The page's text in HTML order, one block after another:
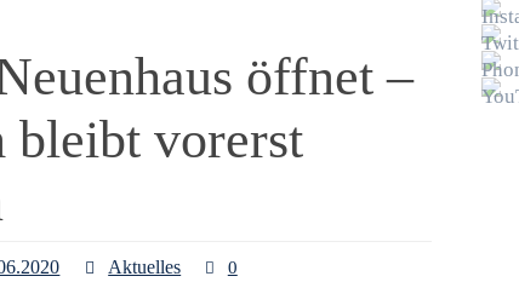
öffnet –
bleibt vorerst
Aktuelles 0